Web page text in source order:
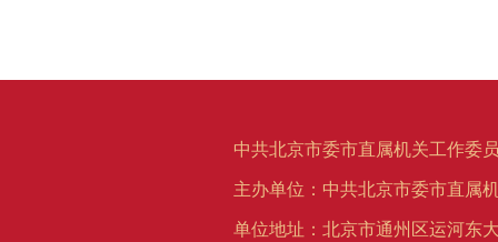
中共北京市委市直属机关工作委
主办单位：中共北京市委市直属
单位地址：北京市通州区运河东